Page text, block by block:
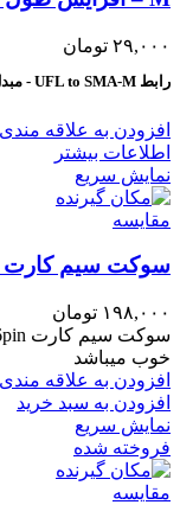
۲۹,۰۰۰ تومان
رابط UFL to SMA-M - مبدل آنتن IPX به SMA-M - افزایش طول سوکتی
افزودن به علاقه مندی
اطلاعات بیشتر
نمایش سریع
مقايسه
سوکت سیم کارت 6pin – پین درشت Simcard Socket
۱۹۸,۰۰۰ تومان
خوب میباشد
افزودن به علاقه مندی
افزودن به سبد خرید
نمایش سریع
فروخته شده
مقايسه